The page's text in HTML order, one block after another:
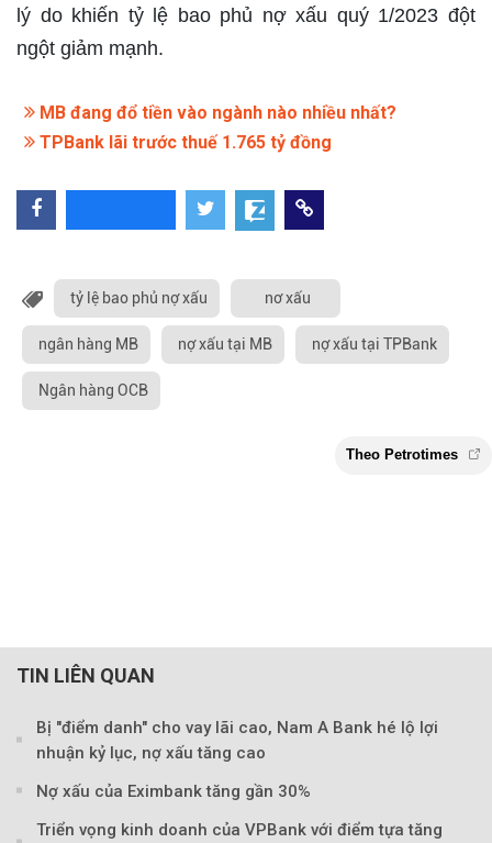
lý do khiến tỷ lệ bao phủ nợ xấu quý 1/2023 đột
ngột giảm mạnh.
MB đang đổ tiền vào ngành nào nhiều nhất?
TPBank lãi trước thuế 1.765 tỷ đồng
tỷ lệ bao phủ nợ xấu nơ xấu
ngân hàng MB nợ xấu tại MB nợ xấu tại TPBank
Ngân hàng OCB
TIN LIÊN QUAN
Bị "điểm danh" cho vay lãi cao, Nam A Bank hé lộ lợi
nhuận kỷ lục, nợ xấu tăng cao
Nợ xấu của Eximbank tăng gần 30%
Triển vọng kinh doanh của VPBank với điểm tựa tăng